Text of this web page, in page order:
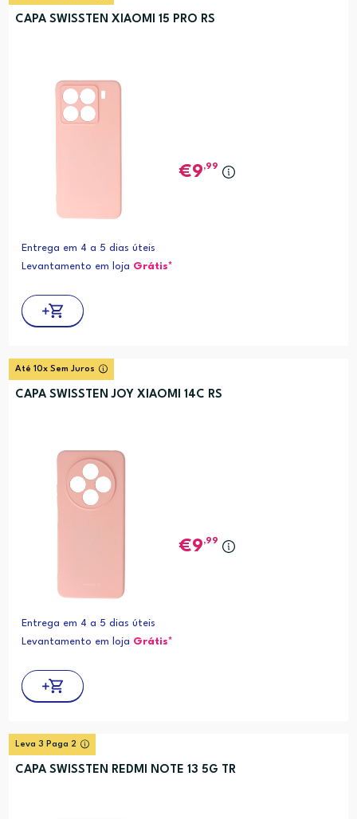
CAPA SWISSTEN XIAOMI 15 PRO RS
9,99
Entrega em 4 a 5 dias úteis
Levantamento em loja Grátis*
Até 10x Sem Juros
CAPA SWISSTEN JOY XIAOMI 14C RS
9,99
Entrega em 4 a 5 dias úteis
Levantamento em loja Grátis*
Leva 3 Paga 2
CAPA SWISSTEN REDMI NOTE 13 5G TR